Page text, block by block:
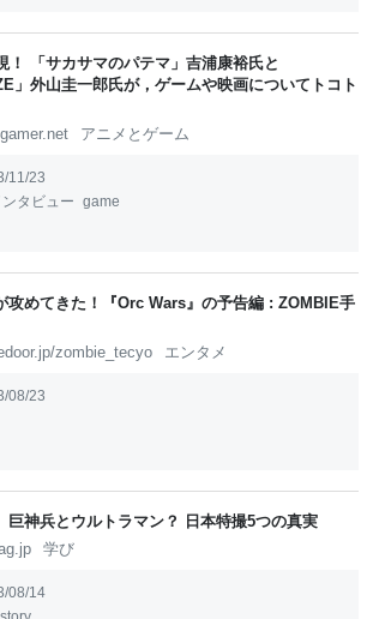
！ 「サカサマのパテマ」吉浦康裕氏と
」外山圭一郎氏が，ゲームや映画についてトコト
アニメとゲーム
11/23
ンタビュー game
攻めてきた！『Orc Wars』の予告編 : ZOMBIE手
zombie_tecyo エンタメ
08/23
巨神兵とウルトラマン？ 日本特撮5つの真実
学び
08/14